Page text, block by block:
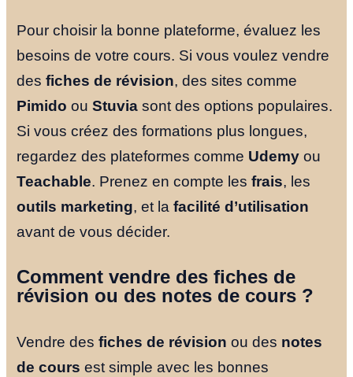
Pour choisir la bonne plateforme, évaluez les
besoins de votre cours. Si vous voulez vendre
desfiches de révision, des sites comme
Pimido ouStuvia sont des options populaires.
Si vous créez des formations plus longues,
regardez des plateformes comme Udemy ou
Teachable. Prenez en compte lesfrais, les
outils marketing, et lafacilité d’utilisation
avant de vous décider.
Comment vendre des fiches de
révision ou des notes de cours ?
Vendre desfiches de révision ou des notes
de cours est simple avec les bonnes